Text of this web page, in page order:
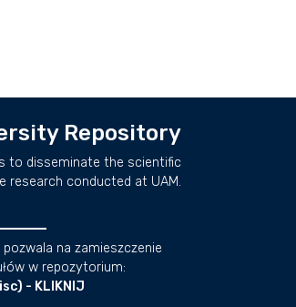
Repository
to disseminate the scientific
conducted at UAM.
na zamieszczenie
w repozytorium:
- KLIKNIJ